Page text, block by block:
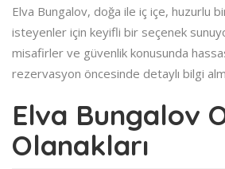
Elva Bungalov, doğa ile iç içe, huzurlu
isteyenler için keyifli bir seçenek
misafirler ve güvenlik konusunda
rezervasyon öncesinde detaylı bilgi
Elva Bungalov
Olanakları